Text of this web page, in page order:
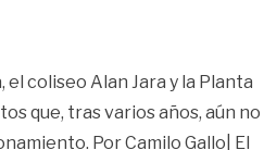
coliseo Alan Jara y la Planta
que, tras varios años, aún no
Por Camilo Gallo| El